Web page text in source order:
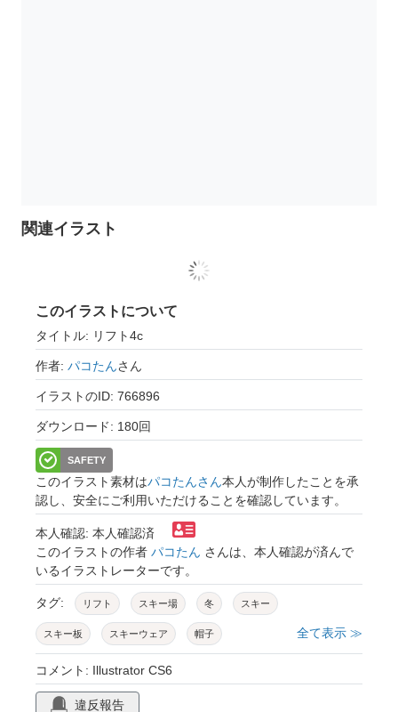
関連イラスト
このイラストについて
タイトル: リフト4c
作者: パコたんさん
イラストのID: 766896
ダウンロード: 180回
SAFETY
このイラスト素材はパコたんさん本人が制作したことを承
認し、安全にご利用いただけることを確認しています。
本人確認: 本人確認済
このイラストの作者 パコたん さんは、本人確認が済んで
いるイラストレーターです。
タグ: リフト スキー場 冬 スキー
スキー板 スキーウェア 帽子
スティック ウィンタースポーツ
男性 カップル
全て表示 ≫
コメント: Illustrator CS6
違反報告